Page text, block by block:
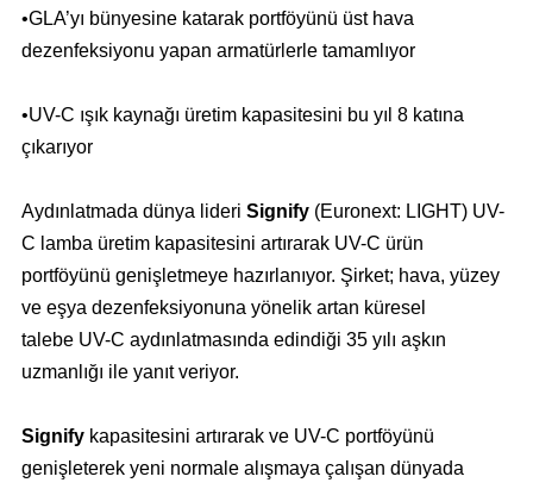
•GLA’yı bünyesine katarak portföyünü üst hava
dezenfeksiyonu yapan armatürlerle tamamlıyor
•UV-C ışık kaynağı üretim kapasitesini bu yıl 8 katına
çıkarıyor
Aydınlatmada dünya lideri Signify (Euronext: LIGHT) UV-
C lamba üretim kapasitesini artırarak UV-C ürün
portföyünü genişletmeye hazırlanıyor. Şirket; hava, yüzey
ve eşya dezenfeksiyonuna yönelik artan küresel
talebe UV-C aydınlatmasında edindiği 35 yılı aşkın
uzmanlığı ile yanıt veriyor.
Signify kapasitesini artırarak ve UV-C portföyünü
genişleterek yeni normale alışmaya çalışan dünyada